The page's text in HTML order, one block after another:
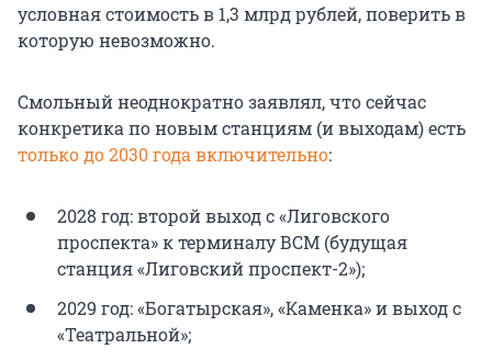
условная стоимость в 1,3 млрдрублей, поверить в
которую невозможно.
Смольный неоднократно заявлял, что сейчас
конкретика по новым станциям (и выходам) есть
только до 2030 года включительно:
2028 год: второй выход с «Лиговского
проспекта» к терминалу ВСМ (будущая
станция «Лиговский проспект-2»);
2029 год: «Богатырская», «Каменка» и выход с
«Театральной»;